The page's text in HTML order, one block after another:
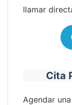
llamar
Cita
Agendar